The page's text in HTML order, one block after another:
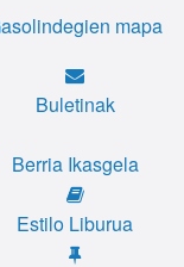
mapa
Buletinak
Berria Ikasgela
Estilo Liburua